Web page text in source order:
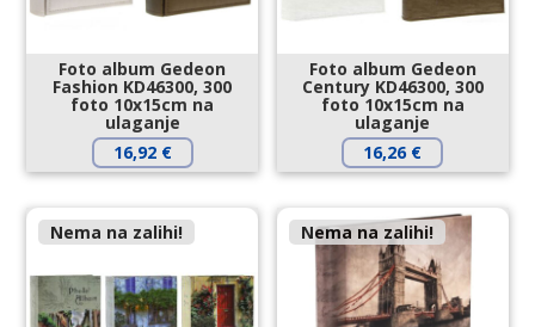
Foto album Gedeon
Fashion KD46300, 300
foto 10x15cm na
ulaganje
16,92 €
Foto album Gedeon
Century KD46300, 300
foto 10x15cm na
ulaganje
16,26 €
Nema na zalihi! Nema na zalihi!